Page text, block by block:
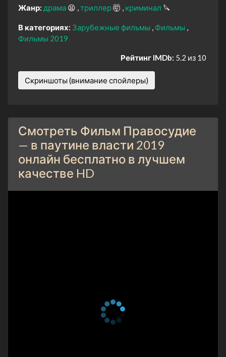
Жанр: драма 😫 триллер🤯 криминал 🔪
В категориях: Зарубежные фильмы
Фильмы
Фильмы 2019
Рейтинг IMDb: 5.2 из 10
Скриншоты (внимание спойлеры)
Смотреть Фильм Правосудие
— в паутине власти 2019
онлайн бесплатно в лучшем
качестве HD